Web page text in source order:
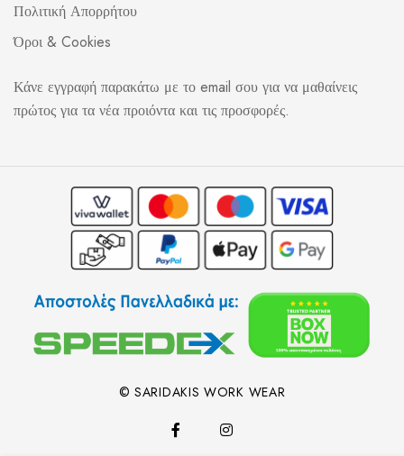
Πολιτική Απορρήτου
Όροι & Cookies
Κάνε εγγραφή παρακάτω με το email σου για να μαθαίνεις
πρώτος για τα νέα προιόντα και τις προσφορές.
© SARIDAKIS WORK WEAR